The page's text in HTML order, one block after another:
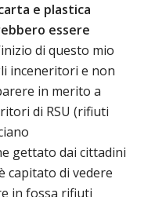
e plastica
essere
di questo mio
inceneritori e non
in merito a
di RSU (rifiuti
gettato dai cittadini
capitato di vedere
in fossa rifiuti